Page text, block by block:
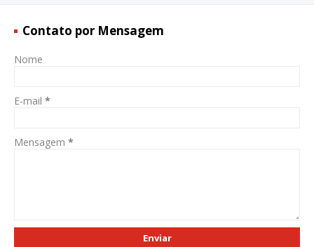
Contato por Mensagem
Nome
E-mail *
Mensagem *